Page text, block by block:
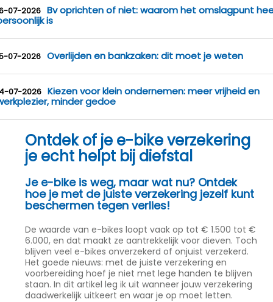
07-2026 Bv oprichten of niet: waarom het omslagpunt
is
07-2026 Overlijden en bankzaken: dit moet je weten
07-2026 Kiezen voor klein ondernemen: meer vrijheid en
minder gedoe
Ontdek of je e-bike verzekering
je echt helpt bij diefstal
Je e-bike is weg, maar wat nu? Ontdek
hoe je met de juiste verzekering jezelf kunt
beschermen tegen verlies!
De waarde van e-bikes loopt vaak op tot € 1.500 tot €
6.000, en dat maakt ze aantrekkelijk voor dieven. Toch
blijven veel e-bikes onverzekerd of onjuist verzekerd.
Het goede nieuws: met de juiste verzekering en
voorbereiding hoef je niet met lege handen te blijven
staan. In dit artikel leg ik uit wanneer jouw verzekering
daadwerkelijk uitkeert en waar je op moet letten.